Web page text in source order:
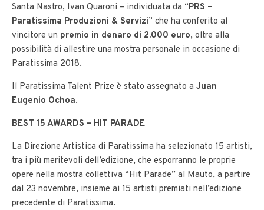
Santa Nastro, Ivan Quaroni – individuata da “PRS –
Paratissima Produzioni & Servizi” che ha conferito al
vincitore un premio in denaro di 2.000 euro, oltre alla
possibilità di allestire una mostra personale in occasione di
Paratissima 2018.
Il Paratissima Talent Prize è stato assegnato a Juan
Eugenio Ochoa.
BEST 15 AWARDS – HIT PARADE
La Direzione Artistica di Paratissima ha selezionato 15 artisti,
tra i più meritevoli dell’edizione, che esporranno le proprie
opere nella mostra collettiva “Hit Parade” al Mauto, a partire
dal 23 novembre, insieme ai 15 artisti premiati nell’edizione
precedente di Paratissima.